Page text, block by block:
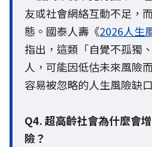
友或社會網絡互動不足，
態。國泰人壽《2026人生
指出，這類「自覺不孤獨
人，可能因低估未來風險
容易被忽略的人生風險缺
Q4. 超高齡社會為什麼會
險？